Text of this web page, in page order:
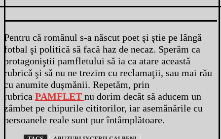
Pentru că românul s-a născut poet şi ştie pe lângă
fotbal şi politică să facă haz de necaz. Sperăm ca
protagoniştii pamfletului să ia ca atare această
rubrică şi să nu ne trezim cu reclamaţii, sau mai rău
cu anumite duşmănii. Repetăm, prin
rubrica PAMFLET nu dorim decât să aducem un
zâmbet pe chipurile cititorilor, iar asemănările cu
persoanele reale sunt pur întâmplătoare.